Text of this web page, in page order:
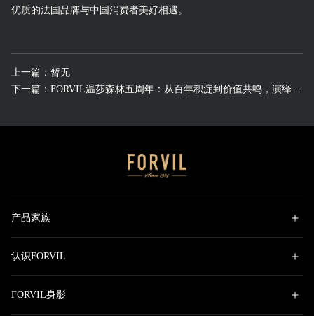
优质的法国品牌与中国消费者美好相遇。
上一篇：暂无
下一篇：FORVIL温莎森林五周年：从百年积淀到价值共鸣，演绎法奢新章
产品家族
认识FORVIL
FORVIL身影